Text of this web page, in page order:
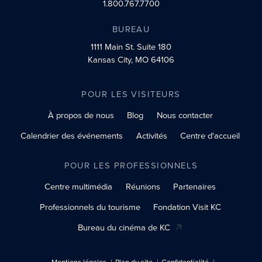
1.800.767.7700
BUREAU
1111 Main St.Suite 180
Kansas City, MO 64106
POUR LES VISITEURS
À propos de nous
Blog
Nous contacter
Calendrier des événements
Activités Centre d'accueil
POUR LES PROFESSIONNELS
Centre multimédia
Réunions
Partenaires
Professionnels du tourisme
Fondation Visit KC
Bureau du cinéma de KC